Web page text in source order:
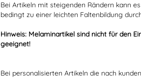
Bei Artikeln mit steigenden Rändern kann
bedingt zu einer leichten Faltenbildung
Hinweis: Melaminartikel sind nicht für den
geeignet!
Bei personalisierten Artikeln die nach